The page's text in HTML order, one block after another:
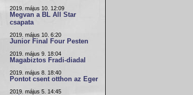
2019. május 10. 12:09
Megvan a BL All Star
csapata
2019. május 10. 6:20
Junior Final Four Pesten
2019. május 9. 18:04
Magabiztos Fradi-diadal
2019. május 8. 18:40
Pontot csent otthon az Eger
2019. május 5. 14:45